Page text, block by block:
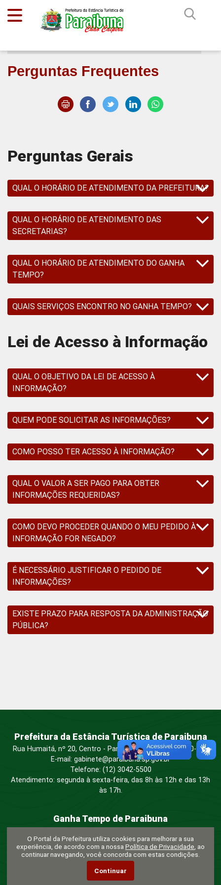
Perguntas Frequentes
Perguntas Gerais
QUAL O HORÁRIO DE ATENDIMENTO DA PREFEITURA?
QUAL O HORÁRIO DE ATENDIMENTO DAS
SECRETARIAS?
QUAL O HORÁRIO DE ATENDIMENTO DO GANHA
TEMPO?
QUAIS SERVIÇOS ENCONTRO NO GANHA TEMPO?
Lei de Acesso à Informação
QUAL O OBJETIVO DA LEI DE ACESSO À
INFORMAÇÃO?
QUEM PODE SOLICITAR AS INFORMAÇÕES?
COMO POSSO TER ACESSO À INFORMAÇÃO?
QUAL O VALOR A SER PAGO PARA OBTER
INFORMAÇÕES REQUERIDAS?
COMO DEVO PROCEDER QUANDO O MEU PEDIDO À
INFORMAÇÃO FOR NEGADO?
É NECESSÁRIO JUSTIFICAR O PEDIDO DE
INFORMAÇÕES?
EXISTE PRAZO PARA RESPOSTA DA ADMINISTRAÇÃO
PÚBLICA?
Prefeitura da Estância Turística de Paraibuna
Rua Humaitá, nº 20, Centro - Paraibuna/SP - CEP: 12260-053
E-mail: gabinete@paraibuna.sp.gov.br
Telefone: (12) 3042-5500
Atendimento: segunda à sexta-feira, das 8h às 12h e das 13h
às 17h.
Ganha Tempo de Paraibuna
053
Telefone:(12) 3042-5500
segunda à sexta-feira, das 9h às 16h.
Protocolo • Tributos (IPTU e outros) • Junta de
Serviço Militar • Procon • Detran • Sebrae • Toten do
O Portal da Prefeitura utiliza cookies para melhorar a sua
experiência, de acordo com a nossa Política de Privacidade , ao
continuar navegando, você concorda com estas condições.
Continuar